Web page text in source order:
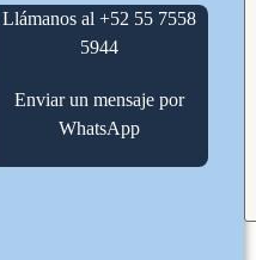
Llámanos al +52 55 7558
5944
Enviar un mensaje por
WhatsApp